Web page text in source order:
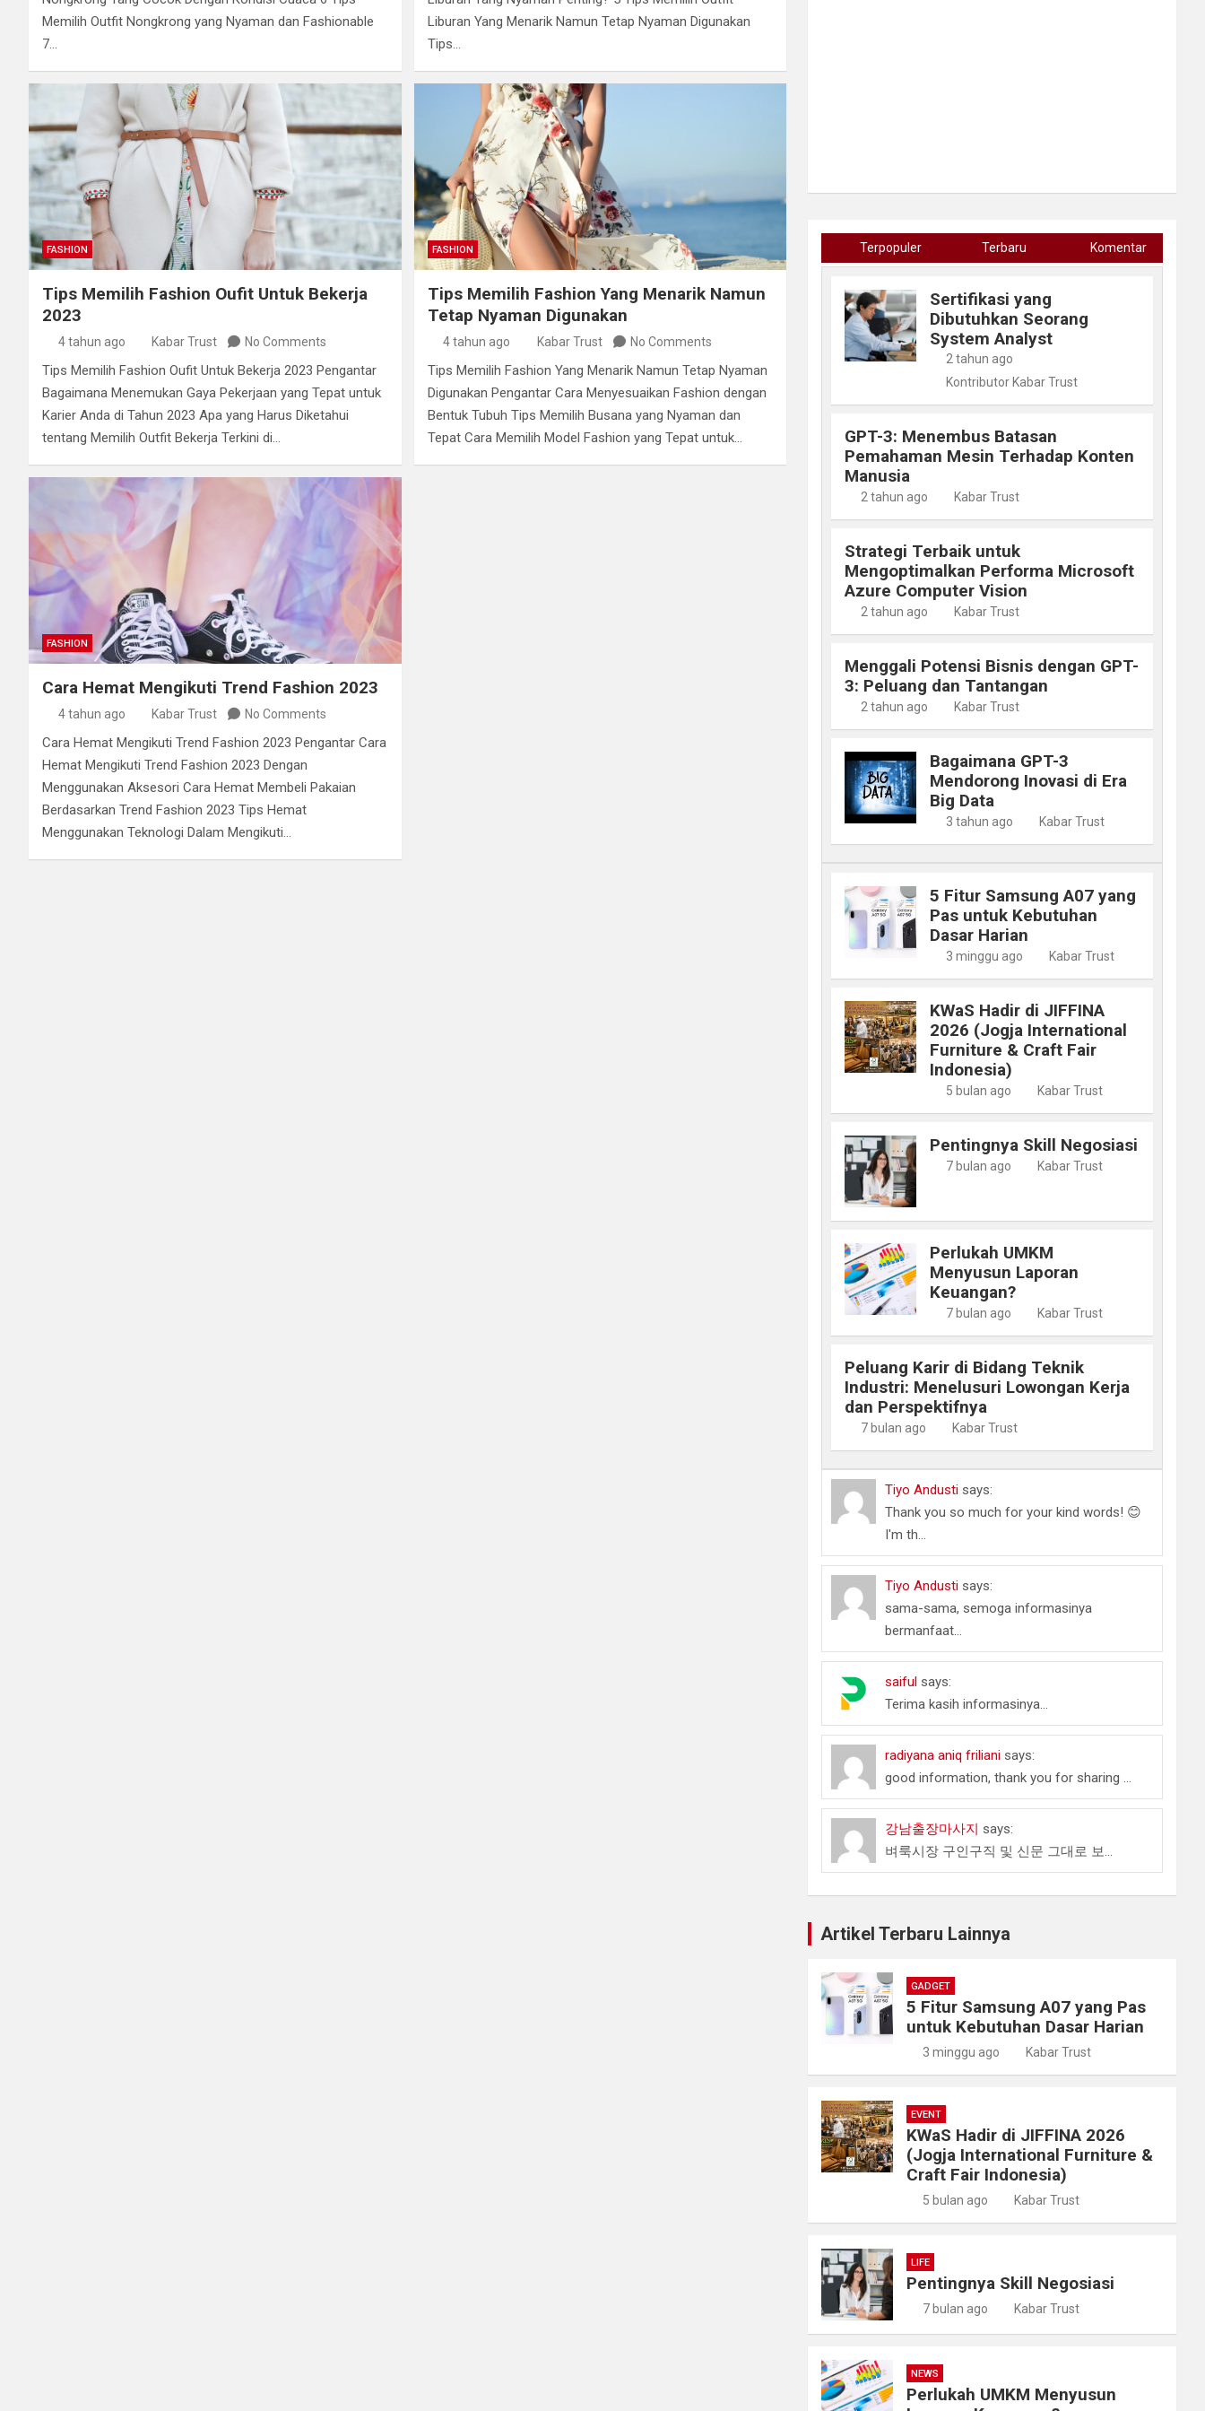
Memilih Outfit Nongkrong yang Nyaman dan Fashionable
7…
Liburan Yang Menarik Namun Tetap Nyaman Digunakan
Tips…
FASHION
Tips Memilih Fashion Oufit Untuk Bekerja
2023
4 tahun ago Kabar Trust No Comments
Tips Memilih Fashion Oufit Untuk Bekerja 2023 Pengantar
Bagaimana Menemukan Gaya Pekerjaan yang Tepat untuk
Karier Anda di Tahun 2023 Apa yang Harus Diketahui
tentang Memilih Outfit Bekerja Terkini di…
FASHION
Tips Memilih Fashion Yang Menarik Namun
Tetap Nyaman Digunakan
4 tahun ago Kabar Trust No Comments
Tips Memilih Fashion Yang Menarik Namun Tetap Nyaman
Digunakan Pengantar Cara Menyesuaikan Fashion dengan
Bentuk Tubuh Tips Memilih Busana yang Nyaman dan
Tepat Cara Memilih Model Fashion yang Tepat untuk…
FASHION
Cara Hemat Mengikuti Trend Fashion 2023
4 tahun ago Kabar Trust No Comments
Cara Hemat Mengikuti Trend Fashion 2023 Pengantar Cara
Hemat Mengikuti Trend Fashion 2023 Dengan
Menggunakan Aksesori Cara Hemat Membeli Pakaian
Berdasarkan Trend Fashion 2023 Tips Hemat
Menggunakan Teknologi Dalam Mengikuti…
Terpopuler Terbaru Komentar
Sertifikasi yang
Dibutuhkan Seorang
System Analyst
2 tahun ago
Kontributor Kabar Trust
GPT-3: Menembus Batasan
Pemahaman Mesin Terhadap Konten
Manusia
2 tahun ago Kabar Trust
Strategi Terbaik untuk
Mengoptimalkan Performa Microsoft
Azure Computer Vision
2 tahun ago Kabar Trust
Menggali Potensi Bisnis dengan GPT-
3: Peluang dan Tantangan
2 tahun ago Kabar Trust
Bagaimana GPT-3
Mendorong Inovasi di Era
Big Data
3 tahun ago Kabar Trust
5 Fitur Samsung A07 yang
Pas untuk Kebutuhan
Dasar Harian
3 minggu ago Kabar Trust
KWaS Hadir di JIFFINA
2026 (Jogja International
Furniture & Craft Fair
Indonesia)
5 bulan ago Kabar Trust
Pentingnya Skill Negosiasi
7 bulan ago Kabar Trust
Perlukah UMKM
Menyusun Laporan
Keuangan?
7 bulan ago Kabar Trust
Peluang Karir di Bidang Teknik
Industri: Menelusuri Lowongan Kerja
dan Perspektifnya
7 bulan ago Kabar Trust
Tiyo Andusti says:
Thank you so much for your kind words! 😊
I'm th...
Tiyo Andusti says:
sama-sama, semoga informasinya
bermanfaat...
saiful says:
Terima kasih informasinya...
radiyana aniq friliani says:
good information, thank you for sharing ...
강남출장마사지 says:
벼룩시장 구인구직 및 신문 그대로 보...
Artikel Terbaru Lainnya
GADGET
5 Fitur Samsung A07 yang Pas
untuk Kebutuhan Dasar Harian
3 minggu ago Kabar Trust
EVENT
KWaS Hadir di JIFFINA 2026
(Jogja International Furniture &
Craft Fair Indonesia)
5 bulan ago Kabar Trust
LIFE
Pentingnya Skill Negosiasi
7 bulan ago Kabar Trust
NEWS
Perlukah UMKM Menyusun